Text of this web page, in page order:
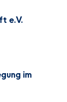
e.V.
im